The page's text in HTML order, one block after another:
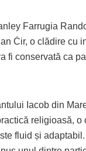
Farrugia
Ċir, o clădire cu
fi conservată ca
Iacob din
religioasă, o
fluid și adaptabil.